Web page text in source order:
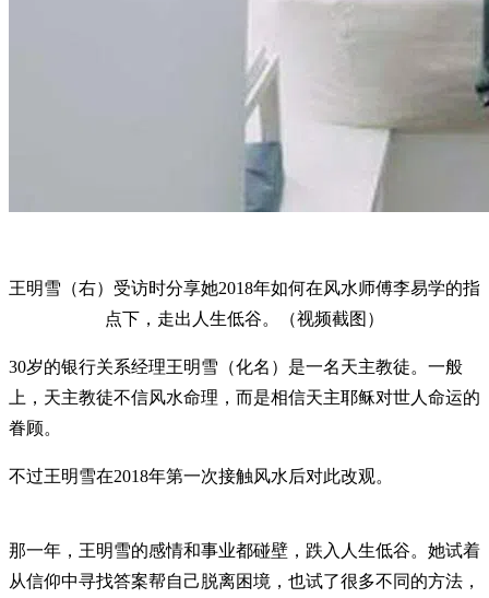
王明雪（右）受访时分享她2018年如何在风水师傅李易学的指
点下，走出人生低谷。（视频截图）
30岁的银行关系经理王明雪（化名）是一名天主教徒。一般
上，天主教徒不信风水命理，而是相信天主耶稣对世人命运的
眷顾。
不过王明雪在2018年第一次接触风水后对此改观。
那一年，王明雪的感情和事业都碰壁，跌入人生低谷。她试着
从信仰中寻找答案帮自己脱离困境，也试了很多不同的方法，